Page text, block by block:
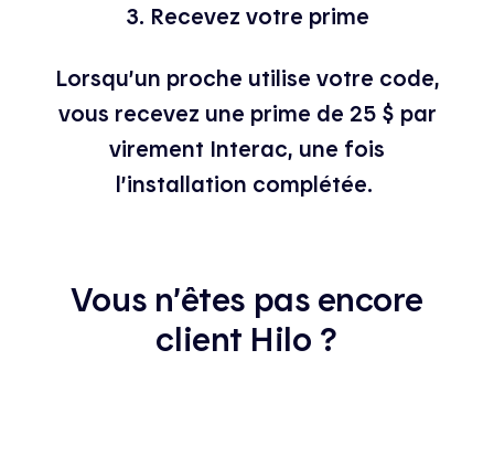
3. Recevez votre prime
Lorsqu’un proche utilise votre code,
vous recevez une prime de 25 $ par
virement Interac, une fois
l’installation complétée.
Vous n’êtes pas encore
client Hilo ?